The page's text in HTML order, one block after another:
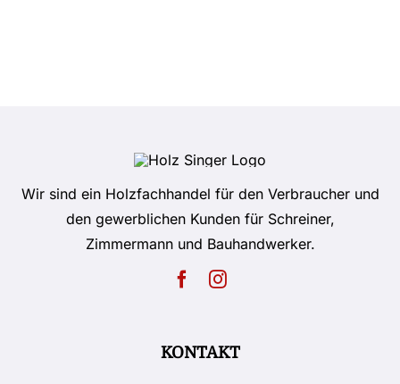
Wir sind ein Holzfachhandel für den Verbraucher und
den gewerblichen Kunden für Schreiner,
Zimmermann und Bauhandwerker.
KONTAKT